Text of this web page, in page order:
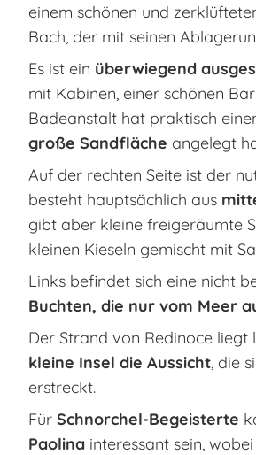
einem schönen und
Bach, der mit seinen
Es ist ein überwiegend
mit Kabinen, einer schönen
Badeanstalt hat praktisch
große Sandfläche angelegt
Auf der rechten Seite ist der
besteht hauptsächlich aus
gibt aber kleine freigeräumte
kleinen Kieseln gemischt mit
Links befindet sich eine nicht
Buchten, die nur vom Meer
Der Strand von Redinoce liegt
kleine Insel die Aussicht, die
erstreckt.
Für Schnorchel-Begeisterte
Paolina interessant sein,